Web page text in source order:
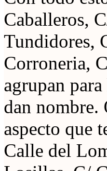
Caballeros,
Tundidores,
Corroneria,
agrupan
dan nombre.
aspecto que
Calle del